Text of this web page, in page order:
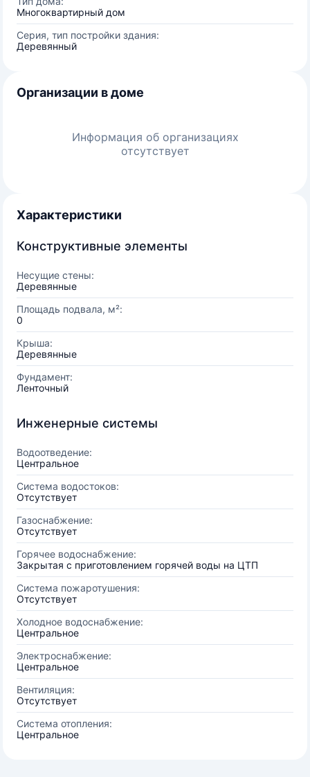
Многоквартирный дом
Серия, тип постройки здания:
Деревянный
Организации в доме
Информация об организациях
отсутствует
Характеристики
Конструктивные элементы
Несущие стены:
Деревянные
Площадь подвала, м²:
0
Крыша:
Деревянные
Фундамент:
Ленточный
Инженерные системы
Водоотведение:
Центральное
Система водостоков:
Отсутствует
Газоснабжение:
Отсутствует
Горячее водоснабжение:
Закрытая с приготовлением горячей воды на ЦТП
Система пожаротушения:
Отсутствует
Холодное водоснабжение:
Центральное
Электроснабжение:
Центральное
Вентиляция:
Отсутствует
Система отопления:
Центральное